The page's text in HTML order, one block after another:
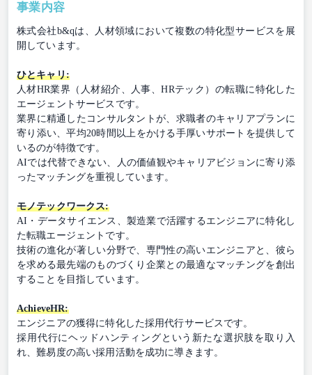
事業内容
株式会社b&qは、人材領域において複数の特化型サービスを展
開しています。
ひとキャリ:
人材HR業界（人材紹介、人事、HRテック）の転職に特化した
エージェントサービスです。
業界に精通したコンサルタントが、求職者のキャリアプランに
寄り添い、平均20時間以上をかける手厚いサポートを提供して
いるのが特徴です。
AIでは代替できない、人の価値観やキャリアビジョンに寄り添
ったマッチングを重視しています。
モノテックワークス:
AI・データサイエンス、製造業で活躍するエンジニアに特化し
た転職エージェントです。
技術の進化が著しい分野で、専門性の高いエンジニアと、彼ら
を求める最先端のものづくり企業との最適なマッチングを創出
することを目指しています。
AchieveHR:
エンジニアの獲得に特化した採用代行サービスです。
採用代行にヘッドハンティングという新たな選択肢を取り入
れ、難易度の高い採用活動を成功に導きます。